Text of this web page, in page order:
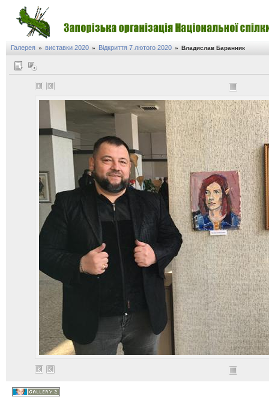
Галерея » виставки 2020 » Відкриття 7 лютого 2020 » Владислав Баранник